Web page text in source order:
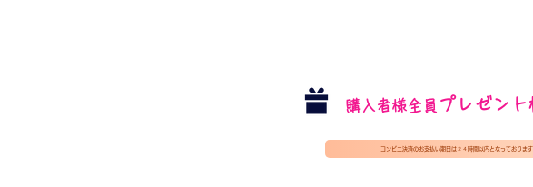
購入者様全員 プレゼント
コンビニ決済のお支払い期日は２４時間以内となっております